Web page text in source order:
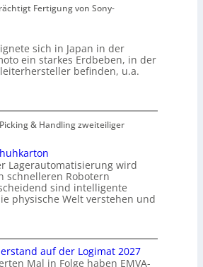
Fertigung von Sony-
sich in Japan in der
ein starkes Erdbeben, in der
befinden, u.a.
& Handling zweiteiliger
Lagerautomatisierung wird
schnelleren Robotern
sind intelligente
physische Welt verstehen und
auf der Logimat 2027
Mal in Folge haben EMVA-